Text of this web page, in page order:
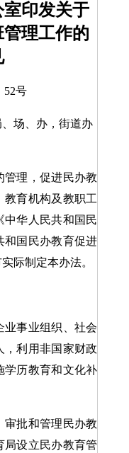
印发关于
理工作的
52号
场、办，街道办
理，促进民办教
教育机构及教职工
中华人民共和国民
和国民办教育促进
际制定本办法。
事业组织、社会
，利用非国家财政
学历教育和文化补
批和管理民办教
局设立民办教育管